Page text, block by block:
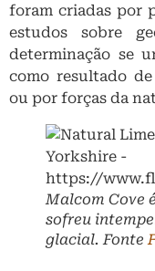
foram criadas por
estudos sobre
determinação se
como resultado
ou por forças da
Malcom Cove
sofreu
glacial. Fonte